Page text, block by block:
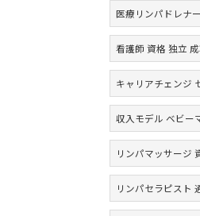
医療リンパドレナ
看護師 資格 独立
キャリアチェンジ
収入モデル ベビー
リンパマッサージ
リンパセラピスト